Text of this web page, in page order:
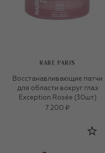
RARE PARIS
Восстанавливающие патчи
для области вокруг глаз
Exception Rosée (30шт)
7 200 ₽